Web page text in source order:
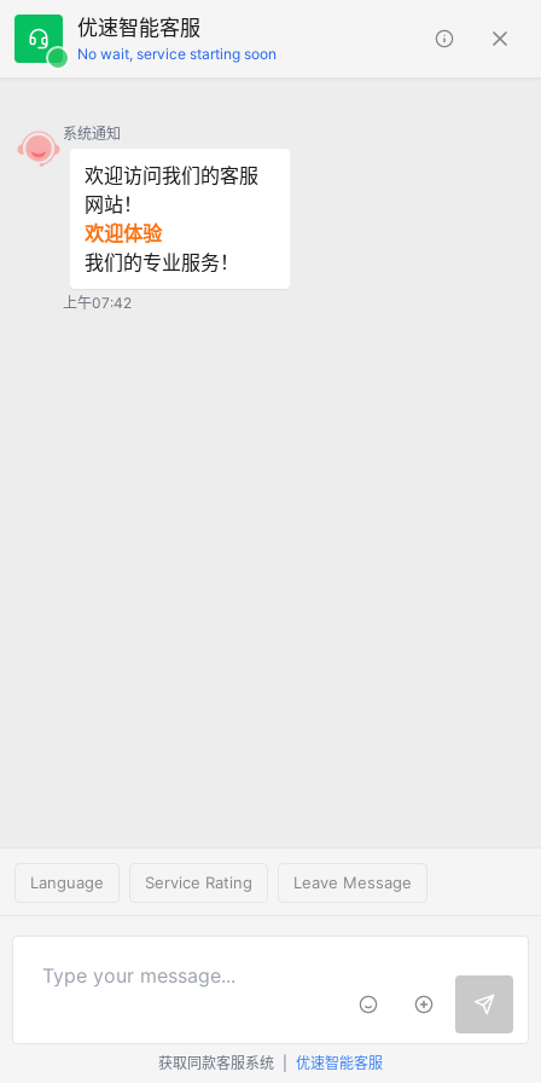
优速智能客服
No wait, service starting soon
系统通知
欢迎访问我们的客服
网站！
欢迎体验
我们的专业服务！
上午07:42
Language Service Rating Leave Message
获取同款客服系统 优速智能客服